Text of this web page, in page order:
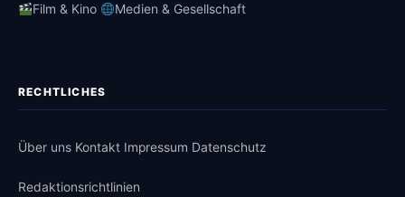
Film & Kino Medien & Gesellschaft
RECHTLICHES
Über uns Kontakt Impressum Datenschutz
Redaktionsrichtlinien